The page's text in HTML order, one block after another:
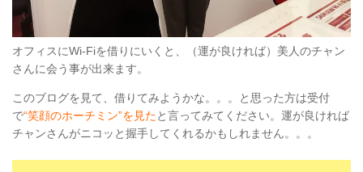
オフィスにWi-Fiを借りにいくと、（運が良ければ）美人のチャン
さんに会う事が出来ます。
このブログを見て、借りてみようかな。。。と思った方は受付
で“笑顔のホーチミン”を見たと言ってみてください。運が良ければ
チャンさんがニコッと握手してくれるかもしれません。。。